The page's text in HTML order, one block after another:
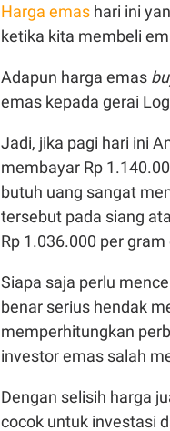
Harga emas hari ini
ketika kita membeli
Adapun harga emas
emas kepada gerai
Jadi, jika pagi hari ini
membayar Rp
butuh uang sangat
tersebut pada siang
Rp 1.036.000 per
Siapa saja perlu
benar serius hendak
memperhitungkan
investor emas salah
Dengan selisih harga
cocok untuk investasi